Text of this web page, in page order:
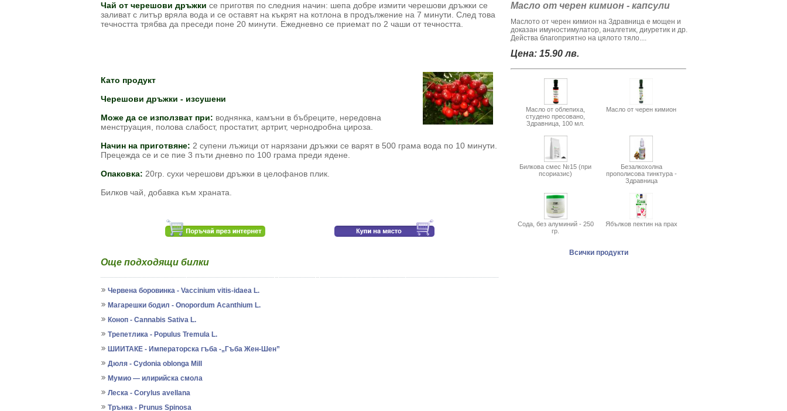
Чай от черешови дръжки се приготвя по следния начин: шепа добре измити черешови дръжки се
заливат с литър вряла вода и се оставят на къкрят на котлона в продължение на 7 минути. След това
течността трябва да преседи поне 20 минути. Ежедневно се приемат по 2 чаши от течността.
Като продукт
Черешови дръжки - изсушени
Може да се използват при: воднянка, камъни в бъбреците, нередовна
менструация, полова слабост, простатит, артрит, чернодробна цироза.
Начин на приготвяне: 2 супени лъжици от нарязани дръжки се варят в 500 грама вода по 10 минути.
Прецежда се и се пие 3 пъти дневно по 100 грама преди ядене.
Опаковка: 20гр. сухи черешови дръжки в целофанов плик.
Билков чай, добавка към храната.
Още подходящи билки
Червена боровинка - Vaccinium vitis-idaea L.
Магарешки бодил - Onopordum Acanthium L.
Коноп - Cannabis Sativa L.
Трепетлика - Populus Tremula L.
ШИИТАКЕ - Императорска гъба -„Гъба Жен-Шен”
Дюля - Cydonia oblonga Mill
Мумио — илирийска смола
Леска - Corylus avellana
Трънка - Prunus Spinosa
Масло от черен кимион - капсули
Маслото от черен кимион на Здравница е мощен и
доказан имуностимулатор, аналгетик, диуретик и др.
Действа благоприятно на цялото тяло....
Цена: 15.90 лв.
Масло от облепиха,
студено пресовано,
Здравница, 100 мл.
Масло от черен кимион
Билкова смес №15 (при
псориазис)
Безалкохолна
прополисова тинктура -
Здравница
Сода, без алуминий - 250
гр.
Ябълков пектин на прах
Всички продукти